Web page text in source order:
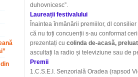
duhovnicesc”.
Laureații festivalului
Înaintea înmânării premiilor, dl
că nu toți concuenții s-au conformat
prezentați cu colinda de-acasă,
ascultați la radio și televiziune sau de
Premii
1.C.S.E.I. Senzorială Oradea (rapsod